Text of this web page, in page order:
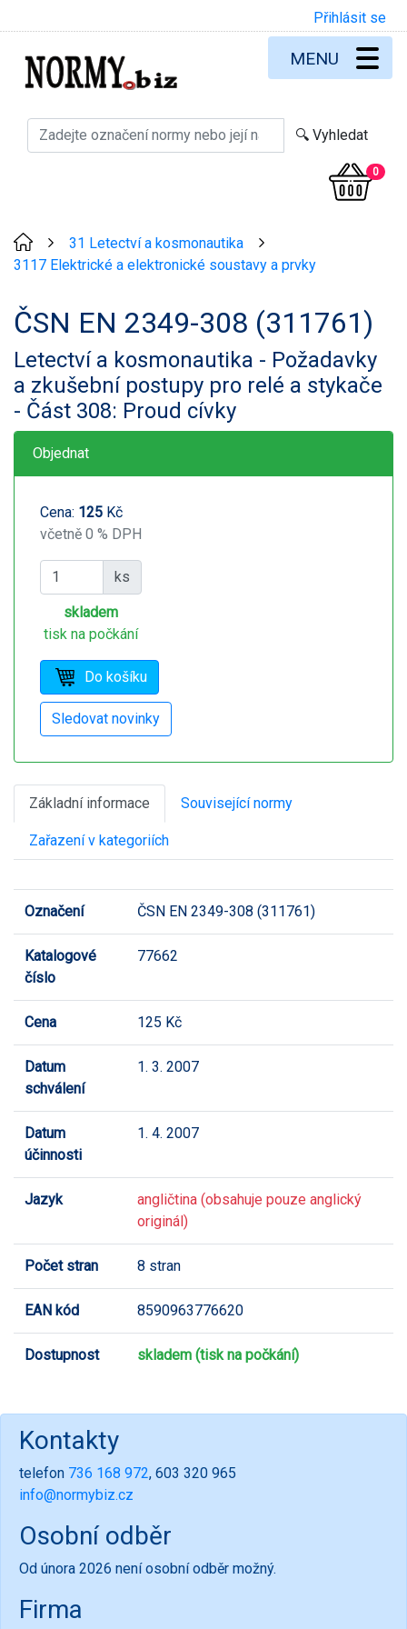
Přihlásit se
0
MENU
31 Letectví a kosmonautika
3117 Elektrické a elektronické soustavy a prvky
ČSN EN 2349-308 (311761)
Letectví a kosmonautika - Požadavky
a zkušební postupy pro relé a stykače
- Část 308: Proud cívky
Objednat
Cena: 125 Kč
včetně 0 % DPH
ks
skladem
tisk na počkání
Základní informace Související normy
Zařazení v kategoriích
Označení ČSN EN 2349-308 (311761)
Katalogové
číslo
77662
Cena 125 Kč
Datum
schválení
1. 3. 2007
Datum
účinnosti
1. 4. 2007
Jazyk
angličtina (obsahuje pouze anglický
originál)
Počet stran 8 stran
EAN kód 8590963776620
Dostupnost skladem (tisk na počkání)
Kontakty
telefon 736 168 972, 603 320 965
info@normybiz.cz
Osobní odběr
Od února 2026 není osobní odběr možný.
Firma